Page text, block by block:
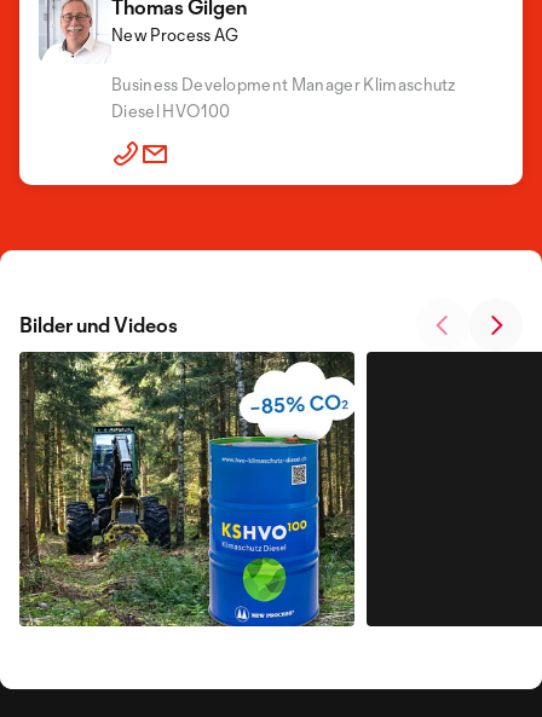
Thomas Gilgen
New Process AG
Business Development Manager Klimaschutz
Diesel HVO100
Bilder und Videos